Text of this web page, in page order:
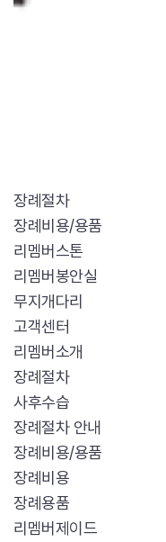
장례절차
장례비용/용품
리멤버스톤
리멤버봉안실
무지개다리
고객센터
리멤버소개
장례절차
사후수습
장례절차 안내
장례비용/용품
장례비용
장례용품
리멤버제이드